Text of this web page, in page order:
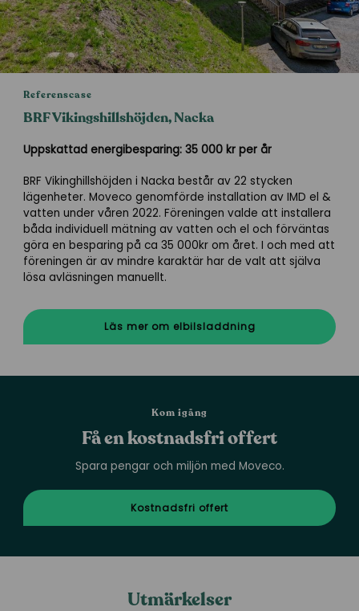
Referenscase
BRF Vikingshillshöjden, Nacka
Uppskattad energibesparing: 35 000 kr per år
BRF Vikinghillshöjden i Nacka består av 22 stycken
lägenheter. Moveco genomförde installation av IMD el &
vatten under våren 2022. Föreningen valde att installera
båda individuell mätning av vatten och el och förväntas
göra en besparing på ca 35 000kr om året. I och med att
föreningen är av mindre karaktär har de valt att själva
lösa avläsningen manuellt.
Läs mer om elbilsladdning
Kom igång
Få en kostnadsfri offert
Spara pengar och miljön med Moveco.
Kostnadsfri offert
Utmärkelser